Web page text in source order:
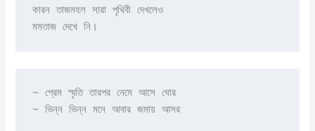
কারন তাজমহল সারা পৃথিবী দেখলেও
মমতাজ দেখে নি।
~ প্রেম স্মৃতি তারপর নেমে আসে ঘোর
~ ভিন্ন ভিন্ন মনে আবার জমায় আসর